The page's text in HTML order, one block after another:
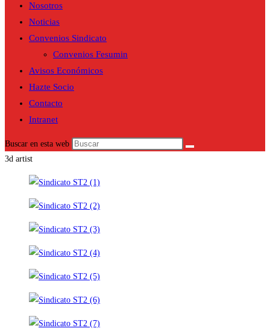
Nosotros
Noticias
Convenios Sindicato
Convenios Fesumin
Avisos Económicos
Hazte Socio
Contacto
Intranet
Buscar en esta web
3d artist